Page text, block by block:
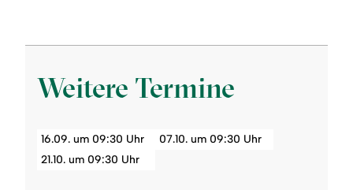
Weitere Termine
16.09. um 09:30 Uhr
07.10. um 09:30 Uhr
21.10. um 09:30 Uhr